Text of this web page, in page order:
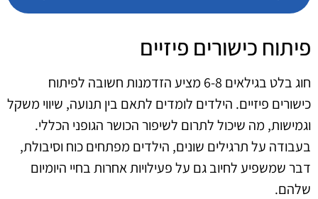
פיתוח כישורים פיזיים
חוג בלט בגילאים 6-8 מציע הזדמנות חשובה לפיתוח
כישורים פיזיים. הילדים לומדים לתאם בין תנועה, שיווי משקל
וגמישות, מה שיכול לתרום לשיפור הכושר הגופני הכללי.
בעבודה על תרגילים שונים, הילדים מפתחים כוח וסיבולת,
דבר שמשפיע לחיוב גם על פעילויות אחרות בחיי היומיום
שלהם.